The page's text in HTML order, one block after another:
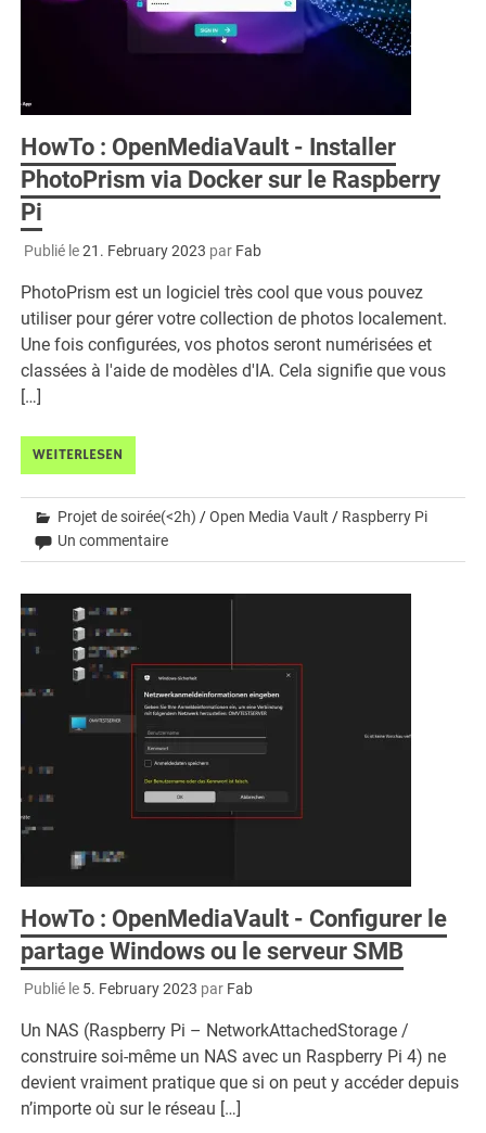
HowTo : OpenMediaVault - Installer
PhotoPrism via Docker sur le Raspberry
Pi
Publié le21. February 2023 par Fab
PhotoPrism est un logiciel très cool que vous pouvez
utiliser pour gérer votre collection de photos localement.
Une fois configurées, vos photos seront numérisées et
classées à l'aide de modèles d'IA. Cela signifie que vous
[…]
WEITERLESEN
Projet de soirée(<2h) /Open Media Vault / Raspberry Pi
Un commentaire
HowTo : OpenMediaVault - Configurer le
partage Windows ou le serveur SMB
Publié le 5. February 2023 par Fab
Un NAS (Raspberry Pi – NetworkAttachedStorage /
construire soi-même un NAS avec un Raspberry Pi 4) ne
devient vraiment pratique que si on peut y accéder depuis
n’importe où sur le réseau […]